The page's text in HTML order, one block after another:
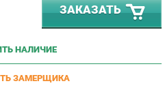
НАЛИЧИЕ
ЗАМЕРЩИКА
ЦЕНЫ